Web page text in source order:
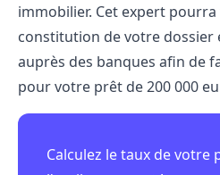
immobilier. Cet expert
constitution de votre dossier
auprès des banques afin de
pour votre prêt de 200 000
Calculez le taux de votre